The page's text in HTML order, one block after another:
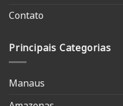
Contato
Principais Categorias
Manaus